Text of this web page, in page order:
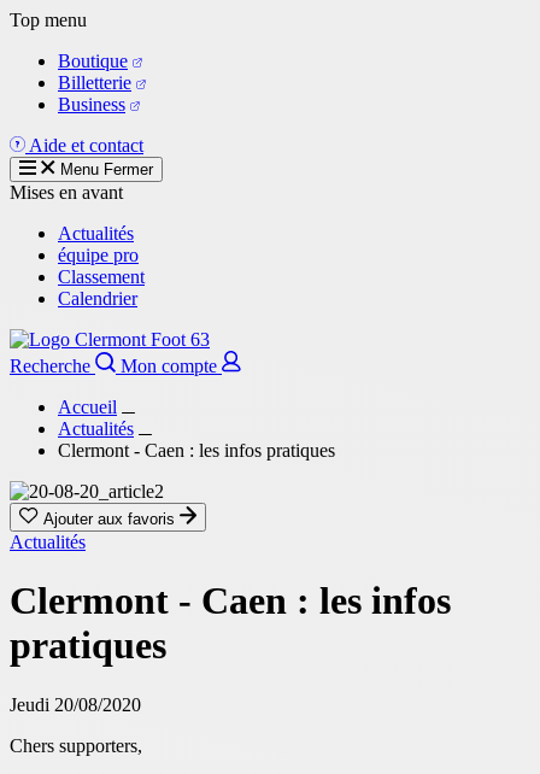
Aller
contenu
principal
Top menu
Boutique
Billetterie
Business
Aide et contact
Menu Fermer
Mises en avant
Actualités
équipe pro
Classement
Calendrier
Recherche
Mon compte
Accueil
Actualités
Clermont - Caen : les infos pratiques
Ajouter aux favoris
Actualités
Clermont - Caen : les infos
pratiques
Jeudi 20/08/2020
Chers supporters,